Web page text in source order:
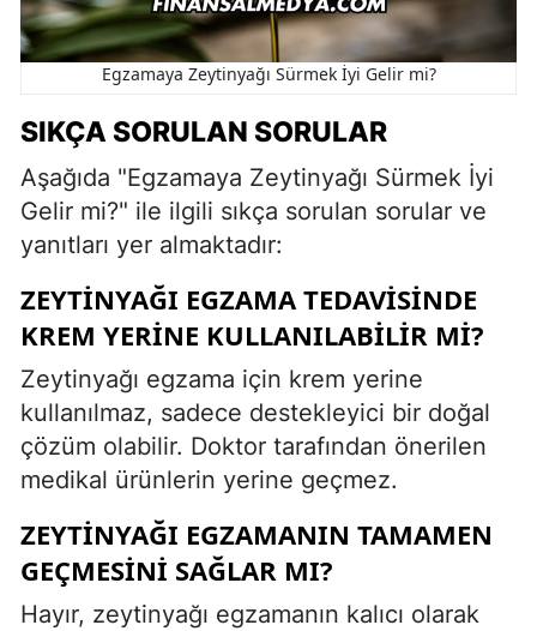
Egzamaya Zeytinyağı Sürmek İyi Gelir mi?
SIKÇA SORULAN SORULAR
Aşağıda "Egzamaya Zeytinyağı Sürmek İyi
Gelir mi?" ile ilgili sıkça sorulan sorular ve
yanıtları yer almaktadır:
ZEYTINYAĞI EGZAMA TEDAVISINDE
KREM YERINE KULLANILABILIR MI?
Zeytinyağı egzama için krem yerine
kullanılmaz, sadece destekleyici bir doğal
çözüm olabilir. Doktor tarafından önerilen
medikal ürünlerin yerine geçmez.
ZEYTINYAĞI EGZAMANIN TAMAMEN
GEÇMESINI SAĞLAR MI?
Hayır, zeytinyağı egzamanın kalıcı olarak